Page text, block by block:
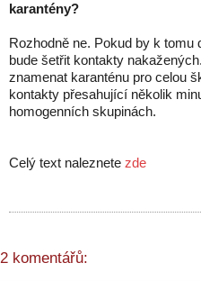
karantény?
Rozhodně ne. Pokud by k
bude šetřit kontakty
znamenat karanténu pro celou
kontakty přesahující několik
homogenních skupinách.
Celý text naleznete zde
2 komentářů: